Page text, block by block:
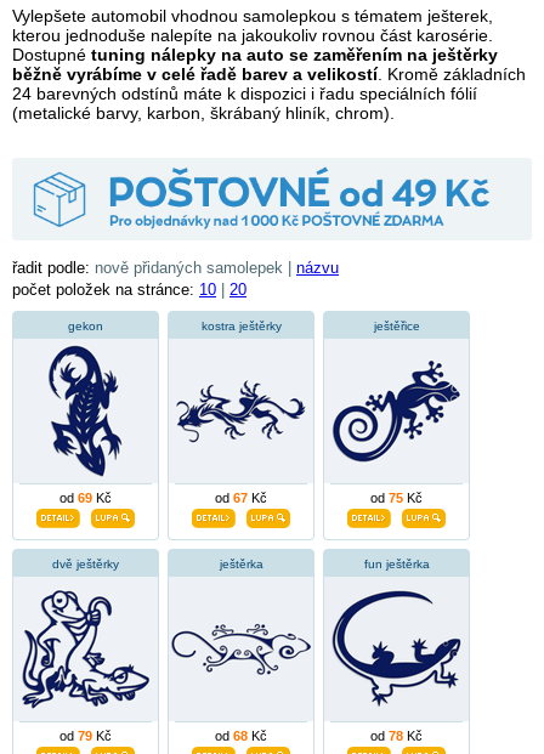
Vylepšete automobil vhodnou samolepkou s tématem ješterek,
kterou jednoduše nalepíte na jakoukoliv rovnou část karosérie.
Dostupné tuning nálepky na auto se zaměřením na ještěrky
běžně vyrábíme v celé řadě barev a velikostí. Kromě základních
24 barevných odstínů máte k dispozici i řadu speciálních fólií
(metalické barvy, karbon, škrábaný hliník, chrom).
řadit podle: nově přidaných samolepek | názvu
počet položek na stránce: 10 20
gekon
od 69 Kč
kostra ještěrky
od 67 Kč
ještěřice
od 75 Kč
dvě ještěrky
od 79 Kč
ještěrka
od 68 Kč
fun ještěrka
od 78 Kč